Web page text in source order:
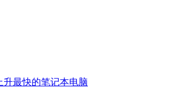
升最快的笔记本电脑